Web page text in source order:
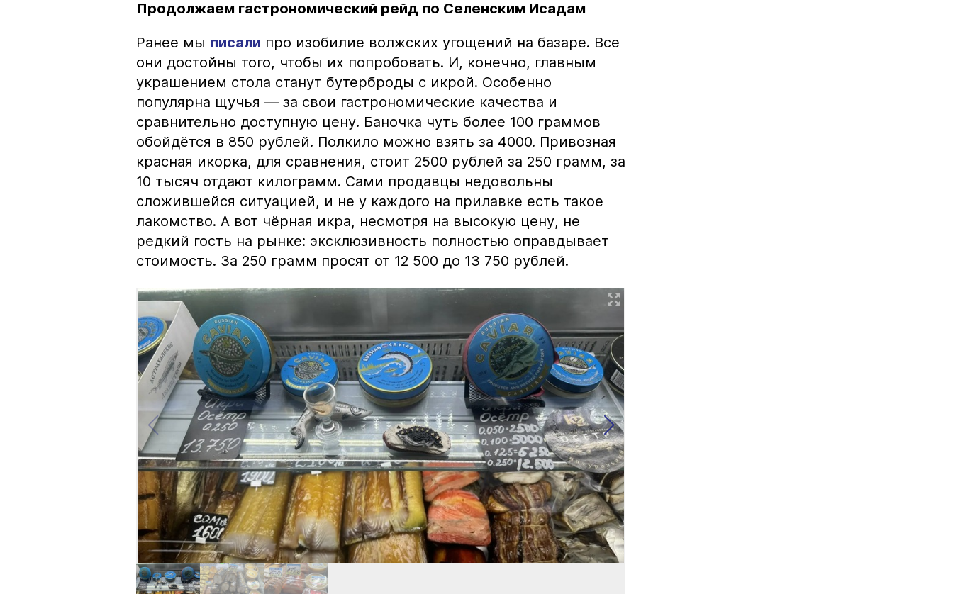
Продолжаем гастрономический рейд по Селенским Исадам
Ранее мы писали про изобилие волжских угощений на базаре. Все
они достойны того, чтобы их попробовать. И, конечно, главным
украшением стола станут бутерброды с икрой. Особенно
популярна щучья — за свои гастрономические качества и
сравнительно доступную цену. Баночка чуть более 100 граммов
обойдётся в 850 рублей. Полкило можно взять за 4000. Привозная
красная икорка, для сравнения, стоит 2500 рублей за 250 грамм, за
10 тысяч отдают килограмм. Сами продавцы недовольны
сложившейся ситуацией, и не у каждого на прилавке есть такое
лакомство. А вот чёрная икра, несмотря на высокую цену, не
редкий гость на рынке: эксклюзивность полностью оправдывает
стоимость. За 250 грамм просят от 12 500 до 13 750 рублей.